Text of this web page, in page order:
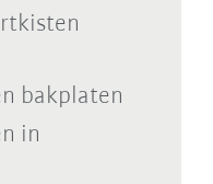
bakplaten
in